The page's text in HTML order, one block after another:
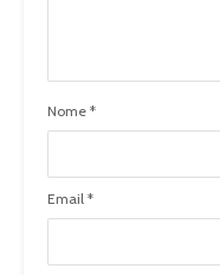
Nome *
Email *